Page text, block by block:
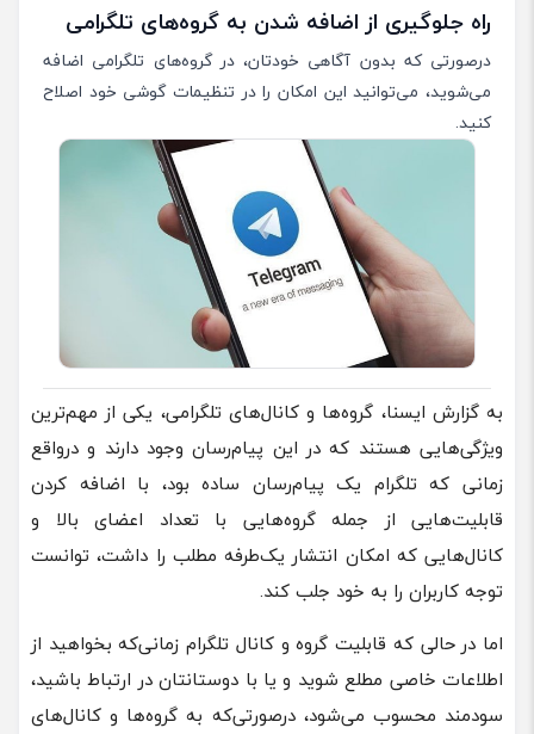
راه جلوگیری از اضافه شدن به گروه‌های تلگرامی
درصورتی‌ که بدون آگاهی خودتان،‌ در گروه‌های تلگرامی اضافه
می‌شوید، می‌توانید این امکان را در تنظیمات گوشی خود اصلاح
کنید.
به گزارش ایسنا، گروه‌ها و کانال‌های تلگرامی، یکی از مهم‌ترین
ویژگی‌هایی هستند که در این پیام‌رسان وجود دارند و درواقع
زمانی که تلگرام یک پیام‌رسان ساده بود، با اضافه کردن
قابلیت‌هایی از جمله گروه‌هایی با تعداد اعضای بالا و
کانال‌هایی که امکان انتشار یک‌طرفه مطلب را داشت، توانست
توجه کاربران را به خود جلب کند.
اما در حالی که قابلیت گروه و کانال تلگرام زمانی‌که بخواهید از
اطلاعات خاصی مطلع شوید و یا با دوستانتان در ارتباط باشید،
سودمند محسوب می‌شود، درصورتی‌که به گروه‌ها و کانال‌های